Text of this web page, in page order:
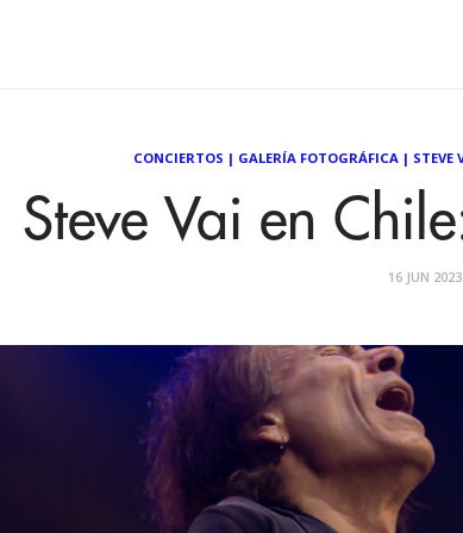
CONCIERTOS | GALERÍA FOTOGRÁFICA | STEVE
Steve Vai en
16 JUN 2023